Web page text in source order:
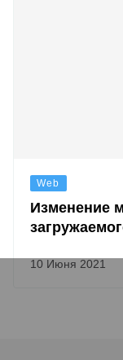
Web
Изменение
10 Июня 2021